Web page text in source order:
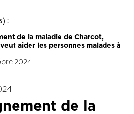
:
de la maladie de Charcot,
aider les personnes malades à
2024
de la